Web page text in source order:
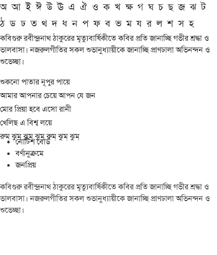
অ আ ই ঈ উ ঊ এ ঐ ও ক খ ক্ষ গ ঘ চ ছ জ ঝ ট
ঠ ড ঢ ত থ দ ধ ন প ফ ব ভ ম য র ল শ স হ
কবিগুরু রবীন্দ্রনাথ ঠাকুরের মৃত্যুবার্ষিকীতে কবির প্রতি জানাচ্ছি গভীর শ্রদ্ধা ও
ভালবাসা। নজরুলগীতির সকল শুভানুধ্যায়ীকে জানাচ্ছি প্রাণঢালা অভিনন্দন ও
শুভেচ্ছা।
শুকনো পাতার নূপুর পায়ে
আমার আপনার চেয়ে আপন যে জন
মোর প্রিয়া হবে এসো রানী
খেলিছ এ বিশ্ব লয়ে
রুম্ ঝুম্ ঝুম্ ঝুম্ রুম্ ঝুম্ ঝুম্
নোটিশ বোর্ড
বর্ণানুক্রমে
জনপ্রিয়
কবিগুরু রবীন্দ্রনাথ ঠাকুরের মৃত্যুবার্ষিকীতে কবির প্রতি জানাচ্ছি গভীর শ্রদ্ধা ও
ভালবাসা। নজরুলগীতির সকল শুভানুধ্যায়ীকে জানাচ্ছি প্রাণঢালা অভিনন্দন ও
শুভেচ্ছা।